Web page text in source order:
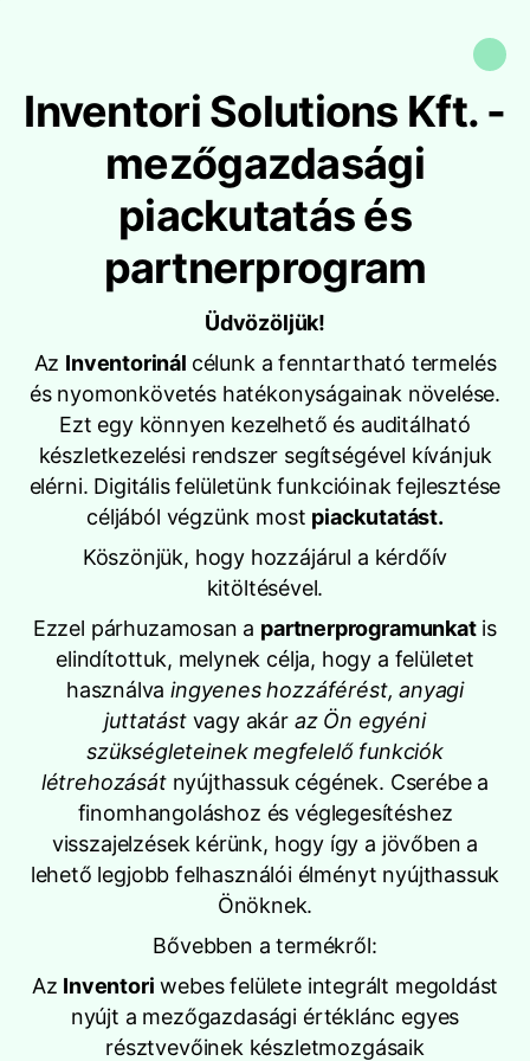
Inventori Solutions Kft. -
mezőgazdasági
piackutatás és
partnerprogram
Üdvözöljük!
Az Inventorinál célunk a fenntartható termelés
és nyomonkövetés hatékonyságainak növelése.
Ezt egy könnyen kezelhető és auditálható
készletkezelési rendszer segítségével kívánjuk
elérni. Digitális felületünk funkcióinak fejlesztése
céljából végzünk most piackutatást.
Köszönjük, hogy hozzájárul a kérdőív
kitöltésével.
Ezzel párhuzamosan a partnerprogramunkatis
elindítottuk, melynek célja, hogy a felületet
használvaingyenes hozzáférést, anyagi
juttatást vagy akár az Ön egyéni
szükségleteinek megfelelő funkciók
létrehozását nyújthassuk cégének. Cserébe a
finomhangoláshoz és véglegesítéshez
visszajelzések kérünk, hogy így a jövőben a
lehető legjobb felhasználói élményt nyújthassuk
Önöknek.
Bővebben a termékről:
Az Inventori webes felülete integrált megoldást
nyújt a mezőgazdasági értéklánc egyes
résztvevőinek készletmozgásaik